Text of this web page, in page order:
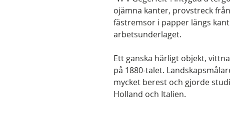
ojämna kanter, provstreck
fästremsor i papper längs
arbetsunderlaget.
Ett ganska härligt objekt,
på 1880-talet.
mycket berest och gjorde
Holland och Italien.